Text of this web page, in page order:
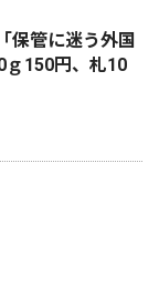
管に迷う外国
150円、札10